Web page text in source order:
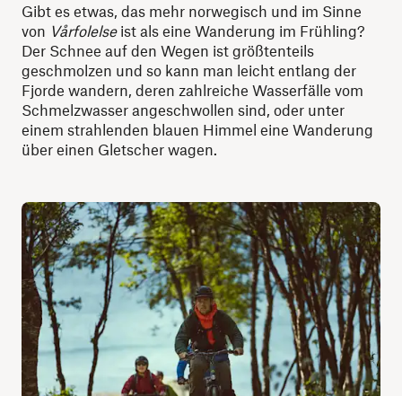
Gibt es etwas, das mehr norwegisch und im Sinne
von Vårfolelseist als eine Wanderung im Frühling?
Der Schnee auf den Wegen ist größtenteils
geschmolzen und so kann man leicht entlang der
Fjorde wandern, deren zahlreiche Wasserfälle vom
Schmelzwasser angeschwollen sind, oder unter
einem strahlenden blauen Himmel eine Wanderung
über einen Gletscher wagen.